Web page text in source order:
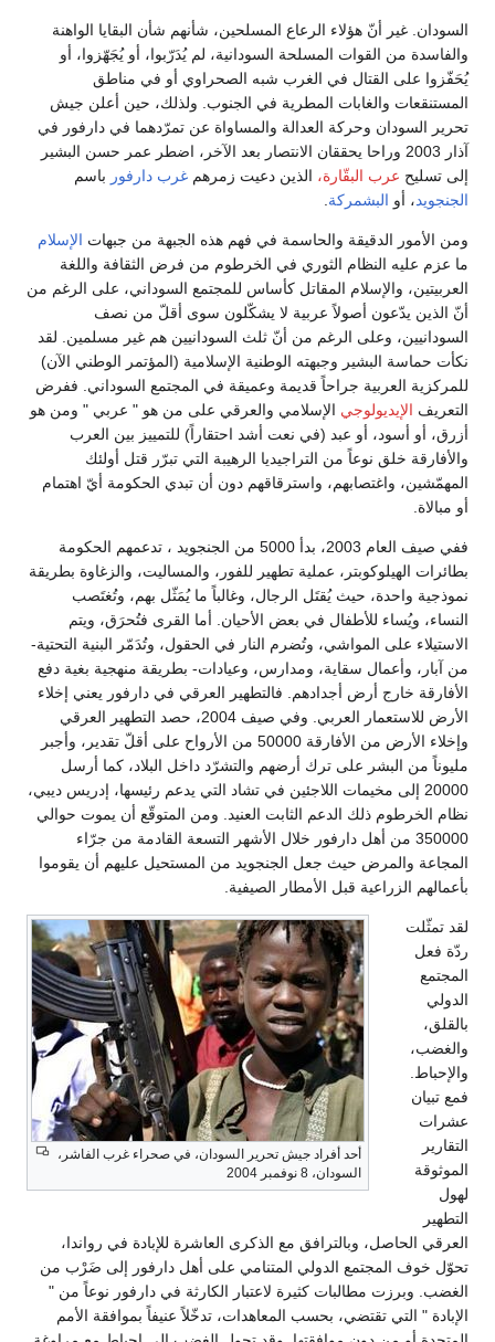
السودان. غير أنّ هؤلاء الرعاع المسلحين، شأنهم شأن البقايا الواهنة
والفاسدة من القوات المسلحة السودانية، لم يُدَرّبوا، أو يُجَهّزوا، أو
يُحَفّزوا على القتال في الغرب شبه الصحراوي أو في مناطق
المستنقعات والغابات المطرية في الجنوب. ولذلك، حين أعلن جيش
تحرير السودان وحركة العدالة والمساواة عن تمرّدهما في دارفور في
آذار 2003 وراحا يحققان الانتصار بعد الآخر، اضطر عمر حسن البشير
إلى تسليح عرب البقّارة، الذين دعيت زمرهم غرب دارفور باسم
الجنجويد، أو البشمركة
ومن الأمور الدقيقة والحاسمة في فهم هذه الجبهة من جبهات الإسلام
ما عزم عليه النظام الثوري في الخرطوم من فرض الثقافة واللغة
العربيتين، والإسلام المقاتل كأساس للمجتمع السوداني، على الرغم من
أنّ الذين يدّعون أصولاً عربية لا يشكّلون سوى أقلّ من نصف
السودانيين، وعلى الرغم من أنّ ثلث السودانيين هم غير مسلمين. لقد
نكأت حماسة البشير وجبهته الوطنية الإسلامية (المؤتمر الوطني الآن)
للمركزية العربية جراحاً قديمة وعميقة في المجتمع السوداني. ففرض
التعريف الإيديولوجي الإسلامي والعرقي على من هو " عربي " ومن هو
أزرق، أو أسود، أو عبد (في نعت أشد احتقاراً) للتمييز بين العرب
والأفارقة خلق نوعاً من التراجيديا الرهيبة التي تبرّر قتل أولئك
المهمّشين، واغتصابهم، واسترقاقهم دون أن تبدي الحكومة أيّ اهتمام
أو مبالاة.
ففي صيف العام 2003، بدأ 5000 من الجنجويد ، تدعمهم الحكومة
بطائرات الهيلوكوبتر، عملية تطهير للفور، والمساليت، والزغاوة بطريقة
نموذجية واحدة، حيث يُقتَل الرجال، وغالباً ما يُمَثّل بهم، وتُغتَصب
النساء، ويُساء للأطفال في بعض الأحيان. أما القرى فتُحرَق، ويتم
الاستيلاء على المواشي، وتُضرم النار في الحقول، وتُدَمّر البنية التحتية-
من آبار، وأعمال سقاية، ومدارس، وعيادات- بطريقة منهجية بغية دفع
الأفارقة خارج أرض أجدادهم. فالتطهير العرقي في دارفور يعني إخلاء
الأرض للاستعمار العربي. وفي صيف 2004، حصد التطهير العرقي
وإخلاء الأرض من الأفارقة 50000 من الأرواح على أقلّ تقدير، وأجبر
مليوناً من البشر على ترك أرضهم والتشرّد داخل البلاد، كما أرسل
20000 إلى مخيمات اللاجئين في تشاد التي يدعم رئيسها، إدريس ديبي،
نظام الخرطوم ذلك الدعم الثابت العنيد. ومن المتوقّع أن يموت حوالي
350000 من أهل دارفور خلال الأشهر التسعة القادمة من جرّاء
المجاعة والمرض حيث جعل الجنجويد من المستحيل عليهم أن يقوموا
بأعمالهم الزراعية قبل الأمطار الصيفية.
أحد أفراد جيش تحرير السودان، في صحراء غرب الفاشر،
السودان، 8 نوفمبر 2004
لقد تمثّلت
ردّة فعل
المجتمع
الدولي
بالقلق،
والغضب،
والإحباط.
فمع تبيان
عشرات
التقارير
الموثوقة
لهول
التطهير
العرقي الحاصل، وبالترافق مع الذكرى العاشرة للإبادة في رواندا،
تحوّل خوف المجتمع الدولي المتنامي على أهل دارفور إلى ضَرْب من
الغضب. وبرزت مطالبات كثيرة لاعتبار الكارثة في دارفور نوعاً من "
الإبادة " التي تقتضي، بحسب المعاهدات، تدخّلاً عنيفاً بموافقة الأمم